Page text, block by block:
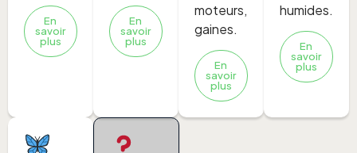
En
savoir
plus
En
savoir
plus
moteurs,
gaines.
En
savoir
plus
humides.
En
savoir
plus